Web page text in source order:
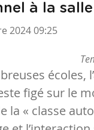
à la
2024 09:25
écoles,
figé sur le
la « classe